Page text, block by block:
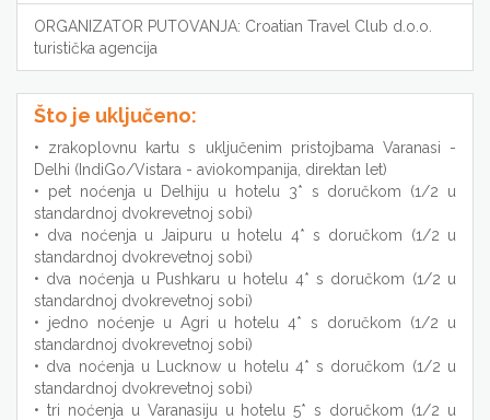
ORGANIZATOR PUTOVANJA: Croatian Travel Club d.o.o.
turistička agencija
Što je uključeno:
• zrakoplovnu kartu s uključenim pristojbama Varanasi -
Delhi (IndiGo/Vistara - aviokompanija, direktan let)
• pet noćenja u Delhiju u hotelu 3* s doručkom (1/2 u
standardnoj dvokrevetnoj sobi)
• dva noćenja u Jaipuru u hotelu 4* s doručkom (1/2 u
standardnoj dvokrevetnoj sobi)
• dva noćenja u Pushkaru u hotelu 4* s doručkom (1/2 u
standardnoj dvokrevetnoj sobi)
• jedno noćenje u Agri u hotelu 4* s doručkom (1/2 u
standardnoj dvokrevetnoj sobi)
• dva noćenja u Lucknow u hotelu 4* s doručkom (1/2 u
standardnoj dvokrevetnoj sobi)
• tri noćenja u Varanasiju u hotelu 5* s doručkom (1/2 u